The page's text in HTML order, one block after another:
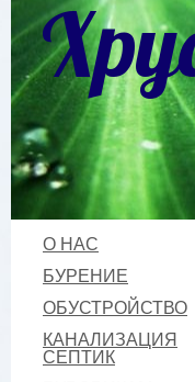
О НАС
БУРЕНИЕ
ОБУСТРОЙСТВО
КАНАЛИЗАЦИЯ
СЕПТИК